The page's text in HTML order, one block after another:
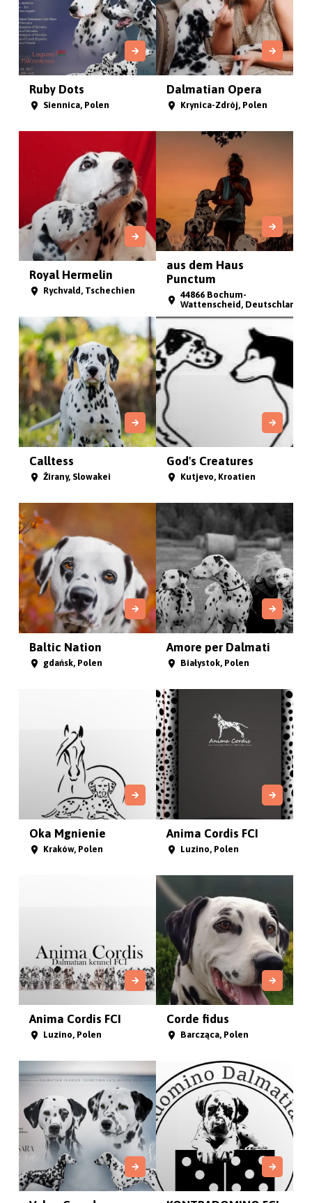
Ruby Dots
Siennica, Polen
Dalmatian Opera
Krynica-Zdrój, Polen
Royal Hermelin
Rychvald, Tschechien
aus dem Haus
Punctum
44866 Bochum-
Wattenscheid, Deutschland
Calltess
Žirany, Slowakei
God's Creatures
Kutjevo, Kroatien
Baltic Nation
gdańsk, Polen
Amore per Dalmati
Białystok, Polen
Oka Mgnienie
Kraków, Polen
Anima Cordis FCI
Luzino, Polen
Anima Cordis FCI
Luzino, Polen
Corde fidus
Barcząca, Polen